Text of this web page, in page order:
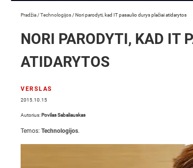
Pradžia /Technologijos /Nori parodyti, kad IT pasaulio durys plačiai atidarytos
NORI PARODYTI, KAD IT
ATIDARYTOS
VERSLAS
2015.10.15
Autorius: Povilas Sabaliauskas
Temos: Technologijos.